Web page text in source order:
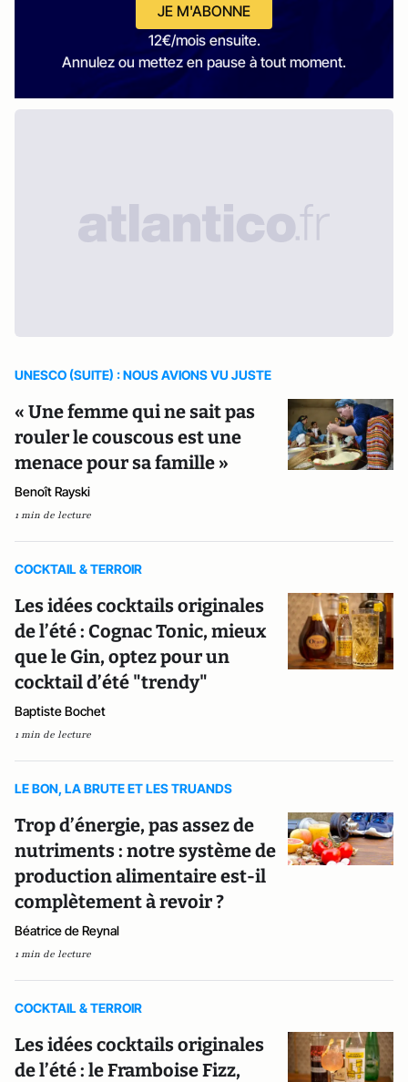
JE M'ABONNE
12€/mois ensuite.
Annulez ou mettez en pause à tout moment.
UNESCO (SUITE) : NOUS AVIONS VU JUSTE
« Une femme qui ne sait pas
rouler le couscous est une
menace pour sa famille »
Benoît Rayski
1 min de lecture
COCKTAIL & TERROIR
Les idées cocktails originales
de l’été : Cognac Tonic, mieux
que le Gin, optez pour un
cocktail d’été "trendy"
Baptiste Bochet
1 min de lecture
LE BON, LA BRUTE ET LES TRUANDS
Trop d’énergie, pas assez de
nutriments : notre système de
production alimentaire est-il
complètement à revoir ?
Béatrice de Reynal
1 min de lecture
COCKTAIL & TERROIR
Les idées cocktails originales
de l’été : le Framboise Fizz,